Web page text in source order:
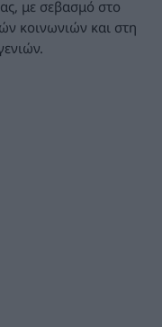
με σεβασμό στο
κοινωνιών και στη